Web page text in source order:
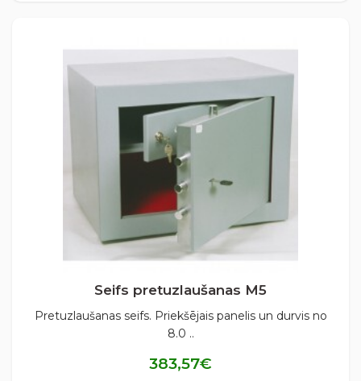
Seifs pretuzlaušanas М5
Pretuzlaušanas seifs. Priekšējais panelis un durvis no
8.0 ..
383,57€